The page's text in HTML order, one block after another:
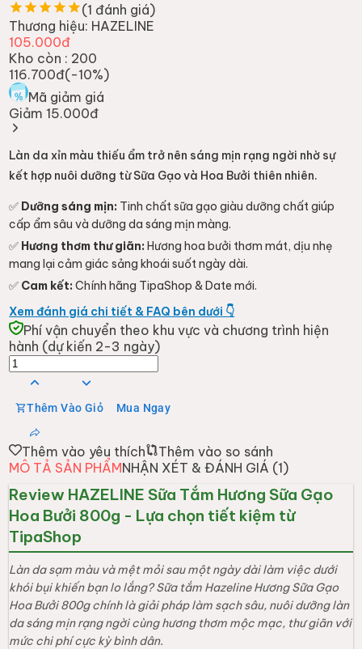
(1 đánh giá)
Thương hiệu: HAZELINE
105.000đ
Kho còn : 200
116.700đ(-10%)
Mã giảm giá
Giảm 15.000đ
Làn da xỉn màu thiếu ẩm trở nên sáng mịn rạng ngời nhờ sự
kết hợp nuôi dưỡng từ Sữa Gạo và Hoa Bưởi thiên nhiên.
✅ Dưỡng sáng mịn: Tinh chất sữa gạo giàu dưỡng chất giúp
cấp ẩm sâu và dưỡng da sáng mịn màng.
✅ Hương thơm thư giãn: Hương hoa bưởi thơm mát, dịu nhẹ
mang lại cảm giác sảng khoái suốt ngày dài.
✅ Cam kết: Chính hãng TipaShop & Date mới.
Xem đánh giá chi tiết & FAQ bên dưới 👇
Phí vận chuyển theo khu vực và chương trình hiện
hành (dự kiến 2-3 ngày)
Thêm Vào Giỏ Mua Ngay
Thêm vào yêu thích
Thêm vào so sánh
MÔ TẢ SẢN PHẨMNHẬN XÉT & ĐÁNH GIÁ (1)
Review HAZELINE Sữa Tắm Hương Sữa Gạo
Hoa Bưởi 800g - Lựa chọn tiết kiệm từ
TipaShop
Làn da sạm màu và mệt mỏi sau một ngày dài làm việc dưới
khói bụi khiến bạn lo lắng? Sữa tắm Hazeline Hương Sữa Gạo
Hoa Bưởi 800g chính là giải pháp làm sạch sâu, nuôi dưỡng làn
da sáng mịn rạng ngời cùng hương thơm mộc mạc, thư giãn với
mức chi phí cực kỳ bình dân.